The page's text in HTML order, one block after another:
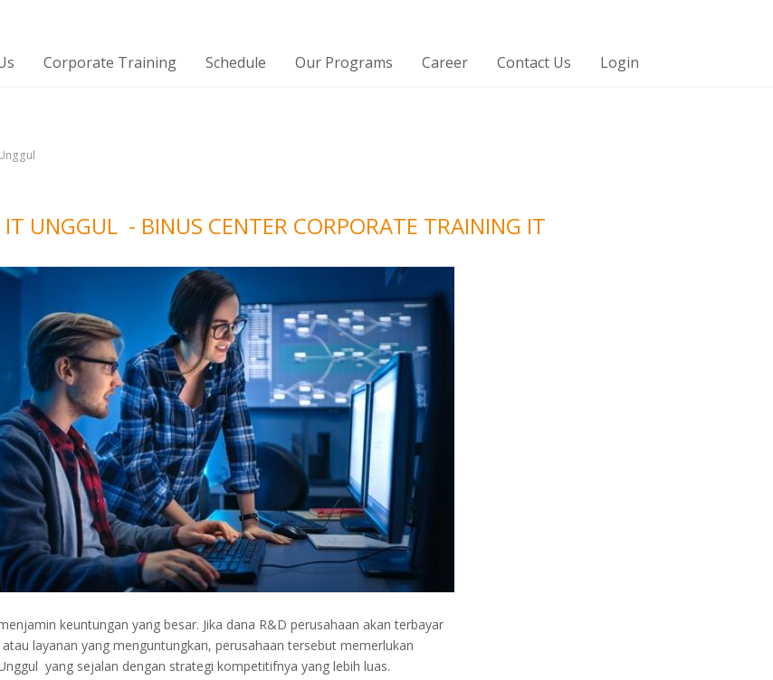
Corporate Training Schedule Our Programs Career Contact Us Login
UNGGUL - BINUS CENTER CORPORATE TRAINING IT
keuntungan yang besar. Jika dana R&D perusahaan akan terbayar
layanan yang menguntungkan, perusahaan tersebut memerlukan
yang sejalan dengan strategi kompetitifnya yang lebih luas.